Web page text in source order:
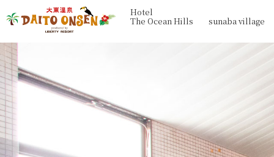
Hotel
The Ocean Hills sunaba village